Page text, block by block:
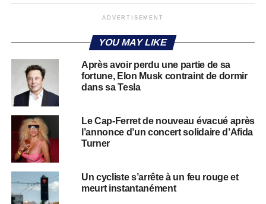
ADVERTISEMENT
YOU MAY LIKE
Après avoir perdu une partie de sa
fortune, Elon Musk contraint de dormir
dans sa Tesla
Le Cap-Ferret de nouveau évacué après
l’annonce d’un concert solidaire d’Afida
Turner
Un cycliste s’arrête à un feu rouge et
meurt instantanément